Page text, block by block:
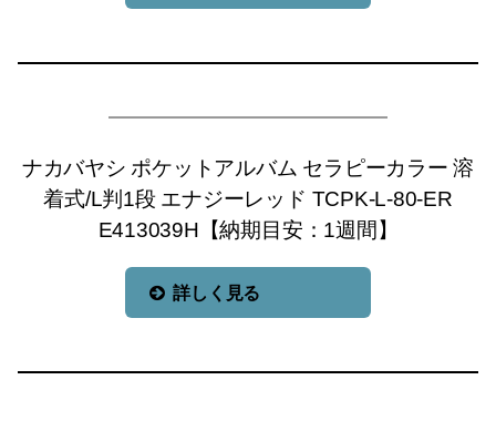
ナカバヤシ ポケットアルバム セラピーカラー 溶
着式/L判1段 エナジーレッド TCPK-L-80-ER
E413039H【納期目安：1週間】
詳しく見る